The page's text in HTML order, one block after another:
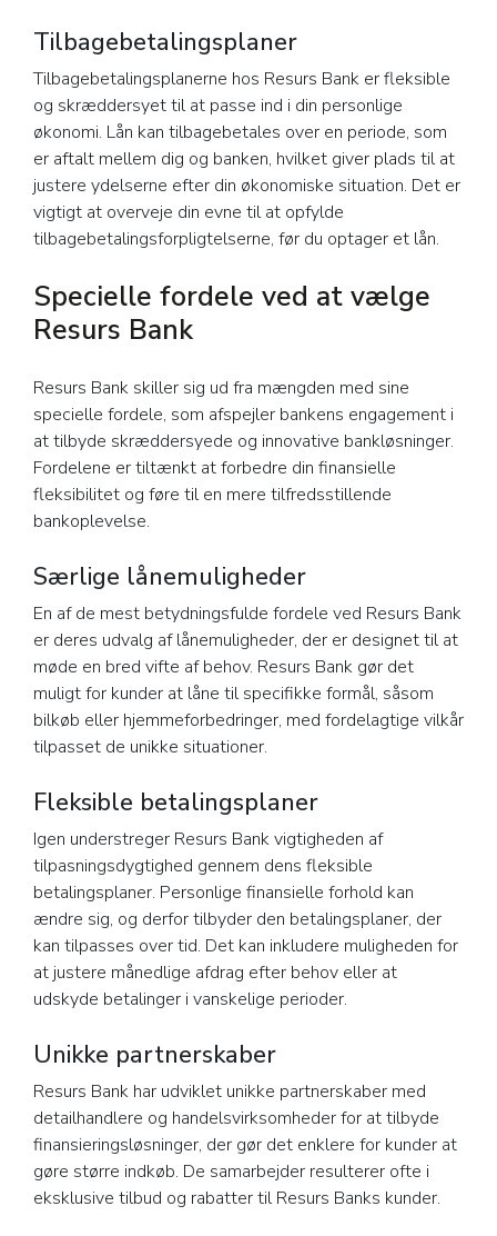
Tilbagebetalingsplaner
Tilbagebetalingsplanerne hos Resurs Bank er fleksible
og skræddersyet til at passe ind i din personlige
økonomi. Lån kan tilbagebetales over en periode, som
er aftalt mellem dig og banken, hvilket giver plads til at
justere ydelserne efter din økonomiske situation. Det er
vigtigt at overveje din evne til at opfylde
tilbagebetalingsforpligtelserne, før du optager et lån.
Specielle fordele ved at vælge
Resurs Bank
Resurs Bank skiller sig ud fra mængden med sine
specielle fordele, som afspejler bankens engagement i
at tilbyde skræddersyede og innovative bankløsninger.
Fordelene er tiltænkt at forbedre din finansielle
fleksibilitet og føre til en mere tilfredsstillende
bankoplevelse.
Særlige lånemuligheder
En af de mest betydningsfulde fordele ved Resurs Bank
er deres udvalg af lånemuligheder, der er designet til at
møde en bred vifte af behov. Resurs Bank gør det
muligt for kunder at låne til specifikke formål, såsom
bilkøb eller hjemmeforbedringer, med fordelagtige vilkår
tilpasset de unikke situationer.
Fleksible betalingsplaner
Igen understreger Resurs Bank vigtigheden af
tilpasningsdygtighed gennem dens fleksible
betalingsplaner. Personlige finansielle forhold kan
ændre sig, og derfor tilbyder den betalingsplaner, der
kan tilpasses over tid. Det kan inkludere muligheden for
at justere månedlige afdrag efter behov eller at
udskyde betalinger i vanskelige perioder.
Unikke partnerskaber
Resurs Bank har udviklet unikke partnerskaber med
detailhandlere og handelsvirksomheder for at tilbyde
finansieringsløsninger, der gør det enklere for kunder at
gøre større indkøb. De samarbejder resulterer ofte i
eksklusive tilbud og rabatter til Resurs Banks kunder.